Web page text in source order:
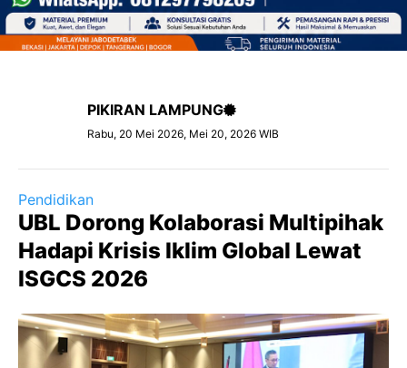
PIKIRAN LAMPUNG
Rabu, 20 Mei 2026, Mei 20, 2026 WIB
Pendidikan
UBL Dorong Kolaborasi Multipihak
Hadapi Krisis Iklim Global Lewat
ISGCS 2026